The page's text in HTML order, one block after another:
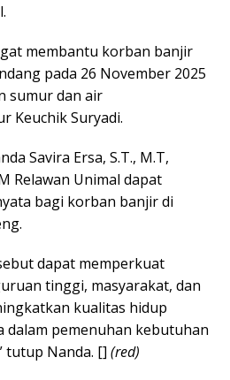
membantu korban banjir
pada 26 November 2025
sumur dan air
Keuchik Suryadi.
Savira Ersa, S.T., M.T,
Relawan Unimal dapat
bagi korban banjir di
dapat memperkuat
tinggi, masyarakat, dan
kualitas hidup
dalam pemenuhan kebutuhan
tutup Nanda. [] (red)